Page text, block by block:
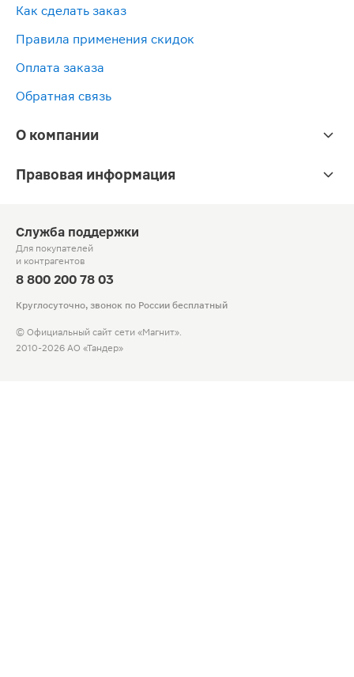
Как сделать заказ
Правила применения скидок
Оплата заказа
Обратная связь
О компании
Правовая информация
Служба поддержки
Для покупателей
и контрагентов
8 800 200 78 03
Круглосуточно, звонок по России бесплатный
© Официальный сайт сети «Магнит».
2010-2026 АО «Тандер»